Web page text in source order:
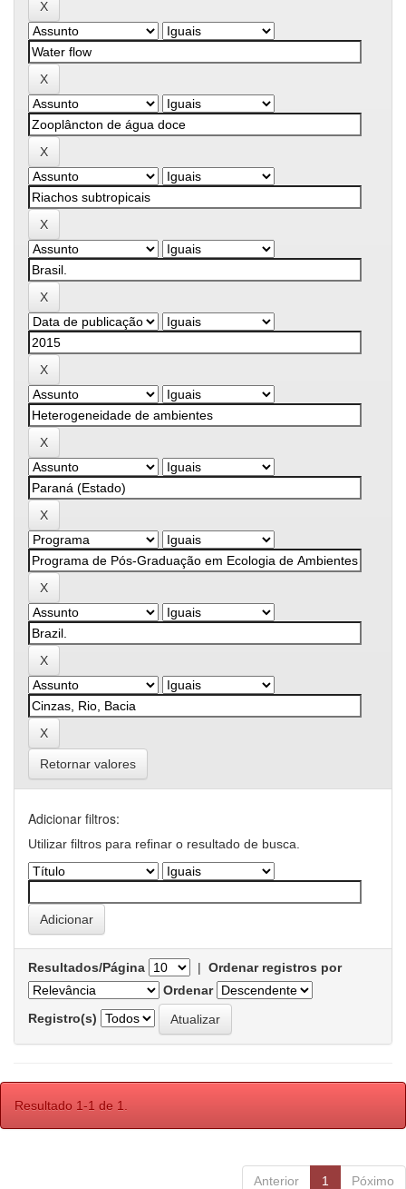
Retornar valores
Adicionar filtros:
Utilizar filtros para refinar o resultado de busca.
Resultados/Página | Ordenar registros por
Ordenar
Registro(s)
Resultado 1-1 de 1.
Anterior 1 Póximo